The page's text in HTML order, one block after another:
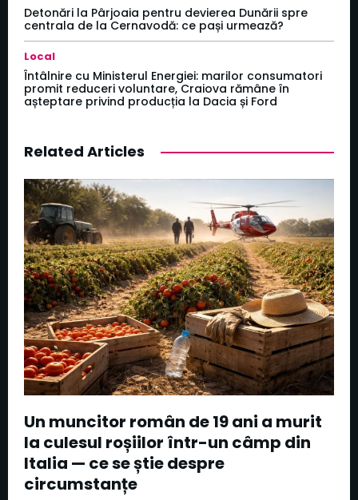
Detonări la Pârjoaia pentru devierea Dunării spre
centrala de la Cernavodă: ce pași urmează?
Local
Întâlnire cu Ministerul Energiei: marilor consumatori
promit reduceri voluntare, Craiova rămâne în
așteptare privind producția la Dacia și Ford
Related Articles
Un muncitor român de 19 ani a murit
la culesul roșiilor într-un câmp din
Italia — ce se știe despre
circumstanțe